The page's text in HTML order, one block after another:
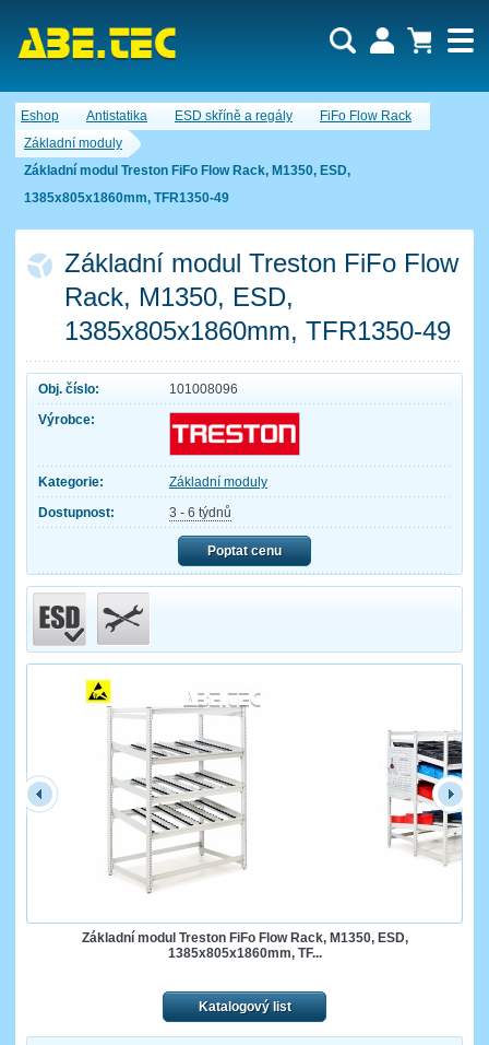
Eshop Antistatika ESD skříně a regály
FiFo Flow Rack
Základní moduly
Základní modul Treston FiFo Flow Rack, M1350, ESD,
1385x805x1860mm, TFR1350-49
Základní modul Treston FiFo Flow
Rack, M1350, ESD,
1385x805x1860mm, TFR1350-49
Obj. číslo:
101008096
Výrobce:
Kategorie:
Základní moduly
Dostupnost:
3 - 6 týdnů
Poptat cenu
Základní modul Treston FiFo Flow Rack, M1350, ESD,
1385x805x1860mm, TF...
Katalogový list
Nákupní košík je momentálně prázdný.
Počet produktů:0
Uživatel:
Zapomenuté heslo Nová registrace